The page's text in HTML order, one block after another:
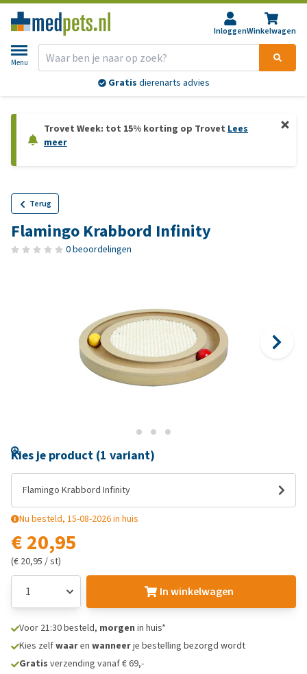
InloggenWinkelwagen
Menu
Gratis dierenarts advies
Trovet Week: tot 15% korting op Trovet Lees
meer
Terug
Flamingo Krabbord Infinity
0 beoordelingen
Kies je product (1 variant)
Flamingo Krabbord Infinity
Nu besteld, 15-08-2026 in huis
€ 20,95
(€ 20,95 / st)
In winkelwagen
Voor 21:30 besteld, morgen in huis*
Kies zelfwaaren wanneerje bestelling bezorgd wordt
Gratis verzending vanaf € 69,-